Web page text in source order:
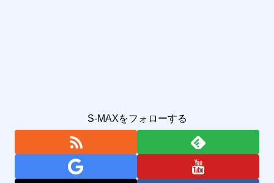
S-MAXをフォローする